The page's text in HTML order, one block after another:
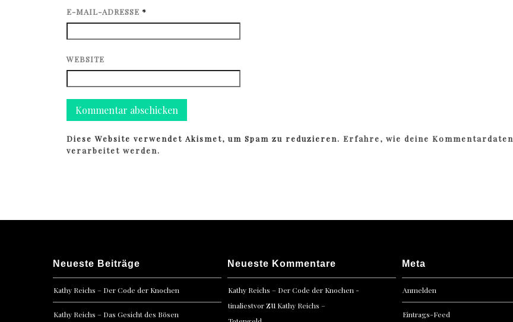
E-MAIL-ADRESSE *
WEBSITE
Diese Website verwendet Akismet, um Spam zu reduzieren.Erfahre, wie deine Kommentardaten
verarbeitet werden.
Neueste Beiträge
Kathy Reichs – Der Code der Knochen
Kathy Reichs – Das Gesicht des Bösen
Neueste Kommentare
Kathy Reichs – Der Code der Knochen -
tinaliestvorzu Kathy Reichs –
Meta
Anmelden
Eintrags-Feed